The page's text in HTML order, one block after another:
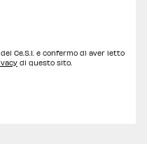
Ce.S.I. e confermo di aver letto
di questo sito.